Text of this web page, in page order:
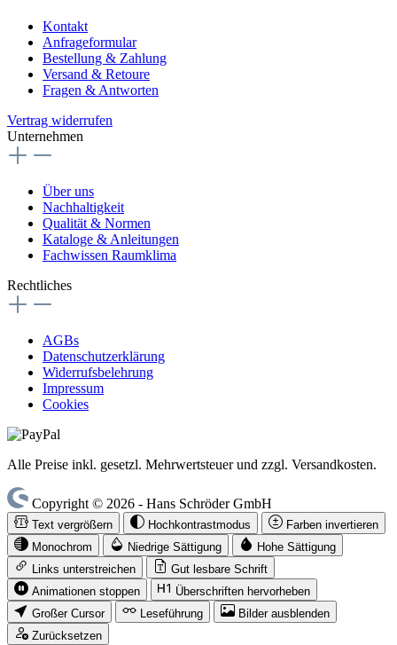
Kontakt
Anfrageformular
Bestellung & Zahlung
Versand & Retoure
Fragen & Antworten
Vertrag widerrufen
Unternehmen
Über uns
Nachhaltigkeit
Qualität & Normen
Kataloge & Anleitungen
Fachwissen Raumklima
Rechtliches
AGBs
Datenschutzerklärung
Widerrufsbelehrung
Impressum
Cookies
Alle Preise inkl. gesetzl. Mehrwertsteuer und zzgl. Versandkosten.
Copyright © 2026 - Hans Schröder GmbH
Text vergrößern Hochkontrastmodus
Farben invertieren
Monochrom
Niedrige Sättigung
Hohe Sättigung
Links unterstreichen
Gut lesbare Schrift
Animationen stoppen
Überschriften hervorheben
Großer Cursor
Leseführung
Bilder ausblenden
Zurücksetzen